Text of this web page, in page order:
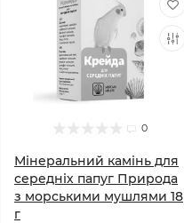
0
Мінеральний камінь для
середніх папуг Природа
з морськими мушлями 18
г